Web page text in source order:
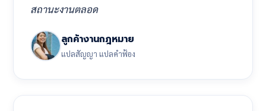
สถานะงานตลอด
ลูกค้างานกฎหมาย
แปลสัญญา แปลคำฟ้อง